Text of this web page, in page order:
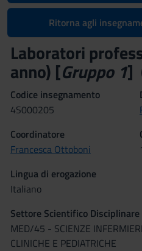
Ritorna agli
Laboratori
anno) [Gruppo 1]
Codice insegnamento
4S000205
Coordinatore
Francesca Ottoboni
Lingua di erogazione
Italiano
Settore Scientifico Disciplinare
MED/45 - SCIENZE
CLINICHE E PEDIATRICHE